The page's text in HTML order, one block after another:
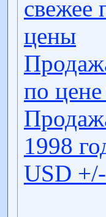
свежее
цены
по
1998
USD